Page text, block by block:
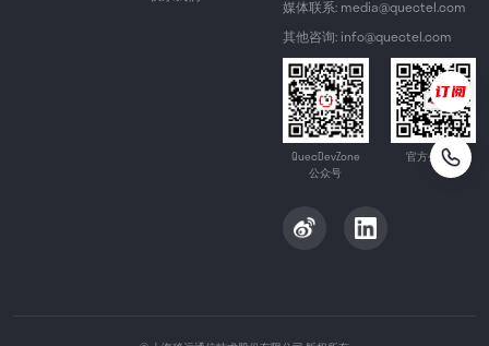
媒体联系: media@quectel.com
其他咨询: info@quectel.com
QuecDevZone
公众号
官方公众号